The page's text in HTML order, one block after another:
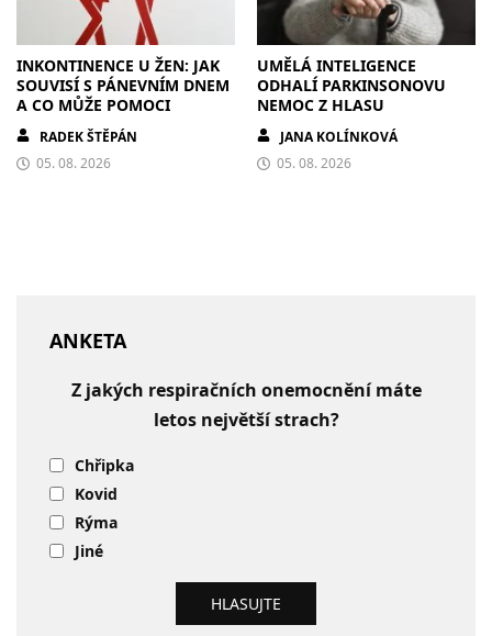
INKONTINENCE U ŽEN: JAK
SOUVISÍ S PÁNEVNÍM DNEM
A CO MŮŽE POMOCI
RADEK ŠTĚPÁN
05. 08. 2026
UMĚLÁ INTELIGENCE
ODHALÍ PARKINSONOVU
NEMOC Z HLASU
JANA KOLÍNKOVÁ
05. 08. 2026
ANKETA
Z jakých respiračních onemocnění máte
letos největší strach?
Chřipka
Kovid
Rýma
Jiné